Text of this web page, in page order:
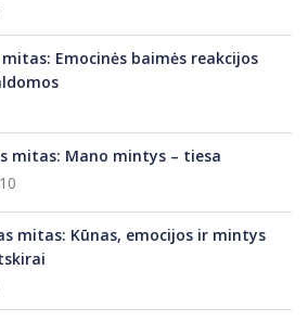
Emocinės baimės reakcijos
mitas: Mano mintys – tiesa
mitas: Kūnas, emocijos ir mintys